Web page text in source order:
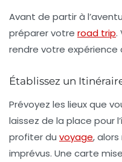
Avant de partir à
préparer votre road trip.
rendre votre
Établissez un
Prévoyez les lieux que
laissez de la place pour
profiter du voyage,
imprévus. Une carte